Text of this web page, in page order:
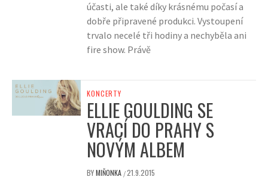
účasti, ale také díky krásnému počasí a
dobře připravené produkci. Vystoupení
trvalo necelé tři hodiny a nechyběla ani
fire show. Právě
KONCERTY
ELLIE GOULDING SE
VRACÍ DO PRAHY S
NOVÝM ALBEM
BYMIŇONKA /21.9.2015